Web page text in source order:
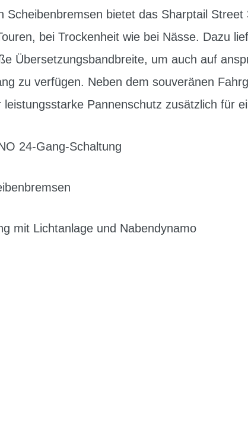
Scheibenbremsen bietet das Sharptail
bei Trockenheit wie bei Nässe. Dazu
Übersetzungsbandbreite, um auch auf
zu verfügen. Neben dem souveränen
Pannenschutz zusätzlich für
24-Gang-Schaltung
mit Lichtanlage und Nabendynamo